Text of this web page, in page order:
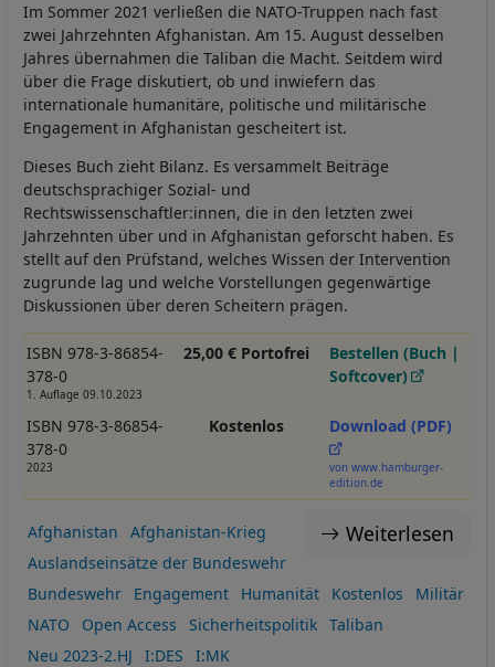
Im Sommer 2021 verließen die NATO-Truppen nach fast
zwei Jahrzehnten Afghanistan. Am 15. August desselben
Jahres übernahmen die Taliban die Macht. Seitdem wird
über die Frage diskutiert, ob und inwiefern das
internationale humanitäre, politische und militärische
Engagement in Afghanistan gescheitert ist.
Dieses Buch zieht Bilanz. Es versammelt Beiträge
deutschsprachiger Sozial- und
Rechtswissenschaftler:innen, die in den letzten zwei
Jahrzehnten über und in Afghanistan geforscht haben. Es
stellt auf den Prüfstand, welches Wissen der Intervention
zugrunde lag und welche Vorstellungen gegenwärtige
Diskussionen über deren Scheitern prägen.
ISBN 978-3-86854-
378-0
1. Auflage 09.10.2023
25,00 € Portofrei
Bestellen (Buch |
Softcover)
ISBN 978-3-86854-
378-0
2023
Kostenlos Download (PDF)
von www.hamburger-
edition.de
Weiterlesen
Afghanistan
Afghanistan-Krieg
Auslandseinsätze der Bundeswehr
Bundeswehr
Engagement Humanität Kostenlos
Militär
NATO
Open Access Sicherheitspolitik
Taliban
Neu 2023-2.HJ
I:DES I:MK